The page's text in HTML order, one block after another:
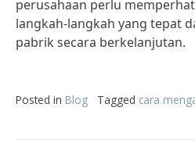
perusahaan perlu
langkah-langkah yang tepat
pabrik secara berkelanjutan.
Posted in Blog Tagged cara